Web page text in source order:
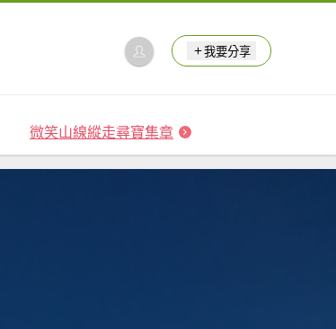
我要分享
微笑山線縱走尋寶集章